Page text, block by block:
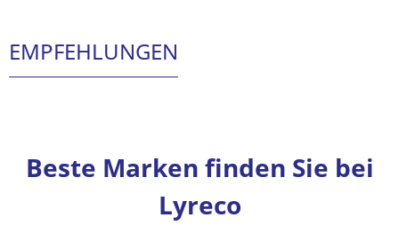
EMPFEHLUNGEN
Beste Marken finden Sie bei
Lyreco